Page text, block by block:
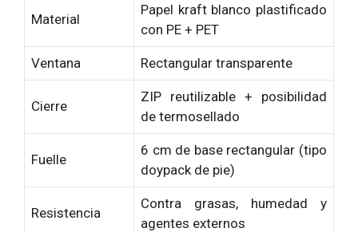
Material
Papel kraft blanco plastificado
con PE + PET
Ventana Rectangular transparente
Cierre
ZIP reutilizable + posibilidad
de termosellado
Fuelle
6 cm de base rectangular (tipo
doypack de pie)
Resistencia
Contra grasas, humedad y
agentes externos